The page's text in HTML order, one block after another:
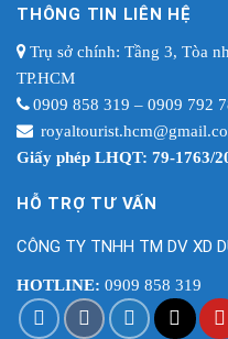
THÔNG TIN LIÊN HỆ
Trụ sở chính: Tầng 3, Tòa
TP.HCM
0909 858 319 – 0909 792
Giấy phép LHQT: 79-1763/
HỖ TRỢ TƯ VẤN
CÔNG TY TNHH TM DV XD
HOTLINE: 0909 858 319